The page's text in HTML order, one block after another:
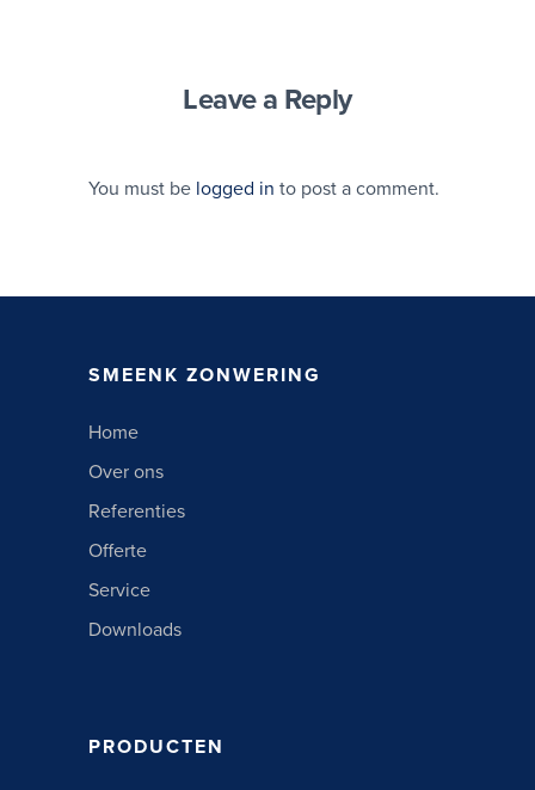
Leave a Reply
You must be logged in to post a comment.
SMEENK ZONWERING
Home
Over ons
Referenties
Offerte
Service
Downloads
PRODUCTEN